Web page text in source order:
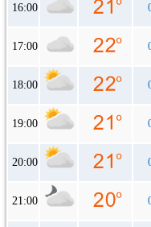
16:00
17:00
18:00
19:00
20:00
21:00